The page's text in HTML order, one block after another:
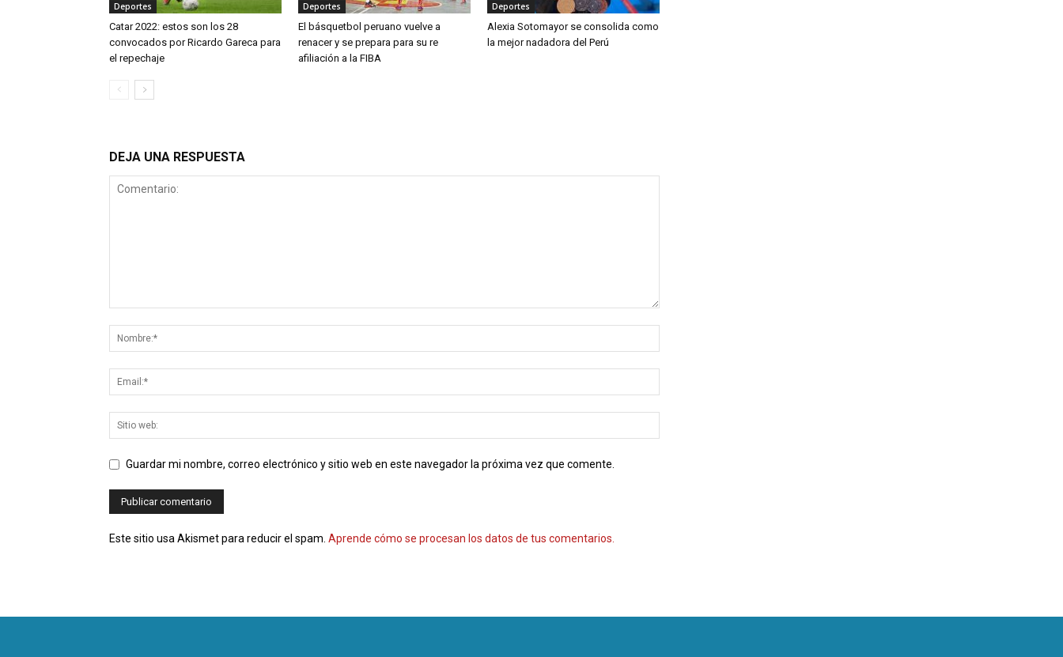
Deportes
Catar 2022: estos son los 28
convocados por Ricardo Gareca para
el repechaje
Deportes
El básquetbol peruano vuelve a
renacer y se prepara para su re
afiliación a la FIBA
Deportes
Alexia Sotomayor se consolida como
la mejor nadadora del Perú
DEJA UNA RESPUESTA
Guardar mi nombre, correo electrónico y sitio web en este navegador la próxima vez que comente.
Este sitio usa Akismet para reducir el spam. Aprende cómo se procesan los datos de tus comentarios.